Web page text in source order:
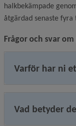
halkbekämpade
åtgärdad senaste
Frågor och svar
Varför har ni
Vad betyder